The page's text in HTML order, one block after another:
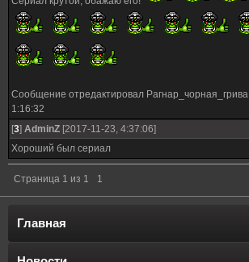
Сообщение отредактировал Рагнар_чорная_грива
1:16:32
[3] AdminZ [2017-11-23, 4:37:06]
Хороший был сериал
Страница 1 из 1 1
Главная